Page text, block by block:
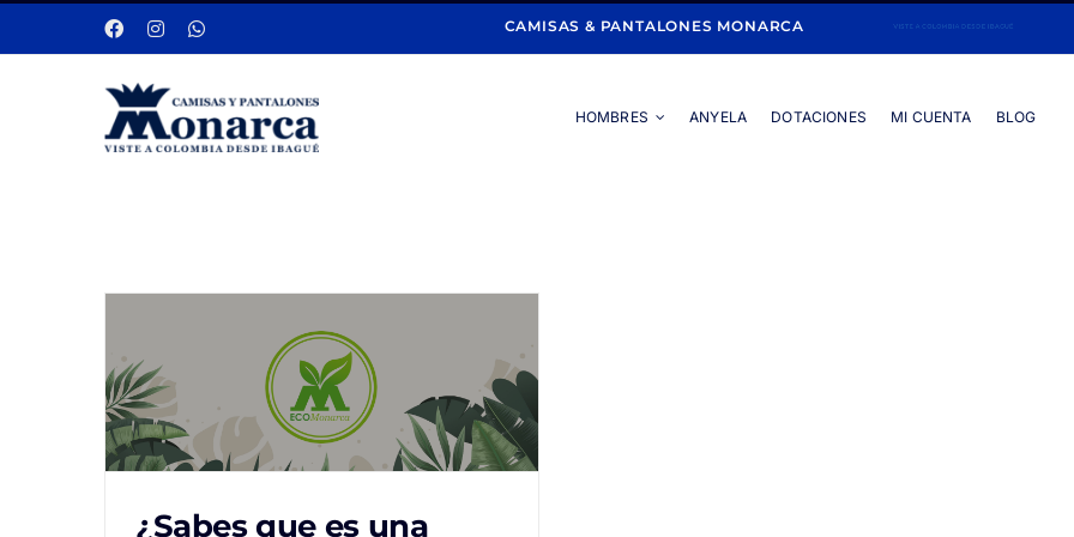
al
CAMISAS & PANTALONES MONARCA
HOMBRES ANYELA DOTACIONES MI CUENTA BLOG
¿Sabes que es una